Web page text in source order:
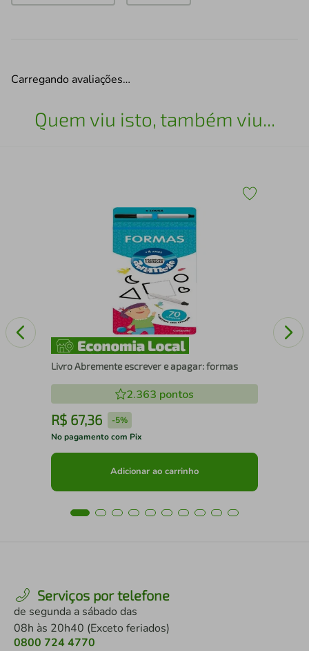
Carregando avaliações…
Quem viu isto, também viu...
Livro Abremente escrever e apagar: formas
2.363 pontos
R$ 67,36 -5%
No pagamento com Pix
Adicionar ao carrinho
Serviços por telefone
de segunda a sábado das
08h às 20h40 (Exceto feriados)
0800 724 4770